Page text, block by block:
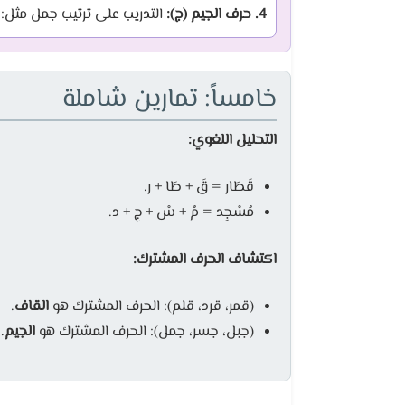
4. حرف الجيم (ج): التدريب على ترتيب جمل
خامساً: تمارين شاملة
التحليل اللغوي:
قَطَار = قَ + طَا + ر.
مُسْجِد = مُ + سْ + جِ + د.
اكتشاف الحرف المشترك:
(قمر، قرد، قلم): الحرف المشترك هو القاف.
(جبل، جسر، جمل): الحرف المشترك هو الجيم.